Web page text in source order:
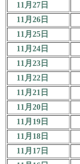
11月27日
11月26日
11月25日
11月24日
11月23日
11月22日
11月21日
11月20日
11月19日
11月18日
11月17日